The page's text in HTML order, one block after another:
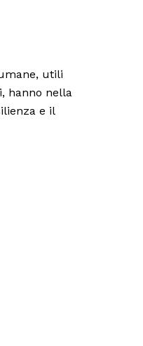
utili
hanno nella
e il